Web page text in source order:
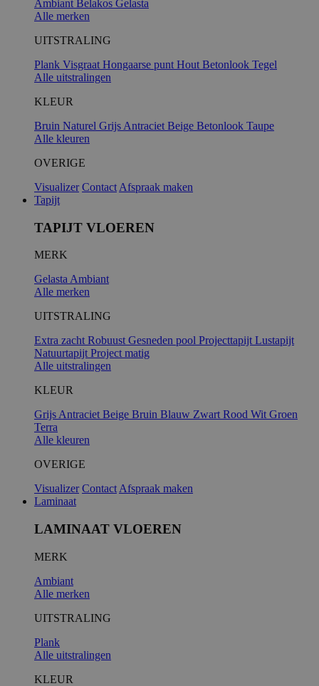
Ambiant Belakos Gelasta
Alle merken
UITSTRALING
Plank Visgraat Hongaarse punt Hout Betonlook Tegel
Alle uitstralingen
KLEUR
Bruin Naturel Grijs Antraciet Beige Betonlook Taupe
Alle kleuren
OVERIGE
Visualizer Contact Afspraak maken
Tapijt
TAPIJT VLOEREN
MERK
Gelasta Ambiant
Alle merken
UITSTRALING
Extra zacht Robuust Gesneden pool Projecttapijt Lustapijt
Natuurtapijt Project matig
Alle uitstralingen
KLEUR
Grijs Antraciet Beige Bruin Blauw Zwart Rood Wit Groen
Terra
Alle kleuren
OVERIGE
Visualizer Contact Afspraak maken
Laminaat
LAMINAAT VLOEREN
MERK
Ambiant
Alle merken
UITSTRALING
Plank
Alle uitstralingen
KLEUR